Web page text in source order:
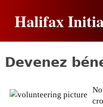
Halifax
o
Devenez